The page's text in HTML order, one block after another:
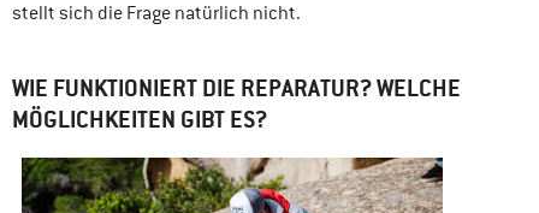
stellt sich die Frage natürlich nicht.
WIE FUNKTIONIERT DIE REPARATUR? WELCHE
MÖGLICHKEITEN GIBT ES?